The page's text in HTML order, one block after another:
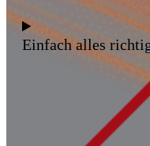
Einfach alles